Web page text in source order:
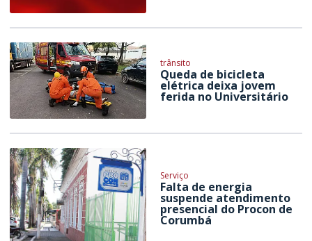
trânsito
Queda de bicicleta
elétrica deixa jovem
ferida no Universitário
Serviço
Falta de energia
suspende atendimento
presencial do Procon de
Corumbá